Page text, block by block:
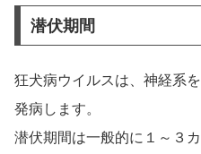
潜伏期間
狂犬病ウイルスは、神経系
発病します。
潜伏期間は一般的に１～３